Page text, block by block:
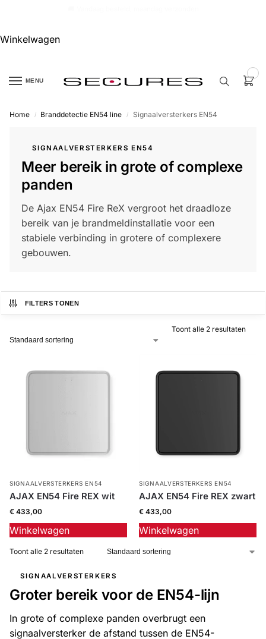
Winkelwagen
MENU
samenstellen
met
Inbraakbeveiliging
Merken
Outlet SALE
Help &
service
Help
Home / Branddetectie EN54 line / Signaalversterkers EN54
SIGNAALVERSTERKERS EN54
Meer bereik in grote of complexe
panden
De Ajax EN54 Fire ReX vergroot het draadloze
bereik van je brandmeldinstallatie voor een
stabiele verbinding in grotere of complexere
gebouwen.
FILTERS TONEN
Toont alle 2 resultaten
SIGNAALVERSTERKERS EN54
AJAX EN54 Fire REX wit
€ 433,00
Winkelwagen
SIGNAALVERSTERKERS EN54
AJAX EN54 Fire REX zwart
€ 433,00
Winkelwagen
Toont alle 2 resultaten
SIGNAALVERSTERKERS
Groter bereik voor de EN54-lijn
In grote of complexe panden overbrugt een
signaalversterker de afstand tussen de EN54-